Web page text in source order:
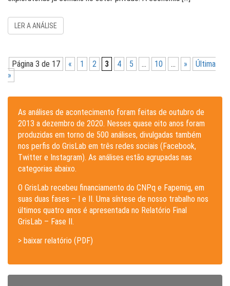
LER A ANÁLISE
Página 3 de 17 « 1 2 3 4 5 ... 10 ... »
Última
»
As análises de acontecimento foram feitas de outubro de
2013 a dezembro de 2020. Nesses quase oito anos foram
produzidas em torno de 500 análises, divulgadas também
nos perfis do GrisLab em três redes sociais (Facebook,
Twitter e Instagram). As análises estão agrupadas nas
categorias abaixo.
O GrisLab recebeu financiamento do CNPq e Fapemig, em
suas duas fases – I e II. Uma síntese de nosso trabalho nos
últimos quatro anos é apresentada no Relatório Final
GrisLab – Fase II.
> baixar relatório (PDF)